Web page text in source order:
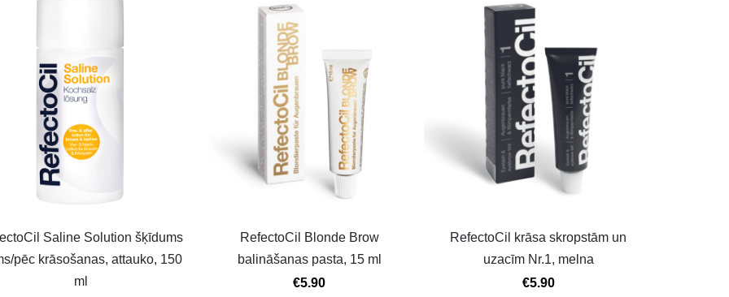
Saline Solution šķīdums
pēc krāsošanas, attauko, 150
ml
RefectoCil Blonde Brow
balināšanas pasta, 15 ml
€5.90
RefectoСil krāsa skropstām un
uzacīm Nr.1, melna
€5.90